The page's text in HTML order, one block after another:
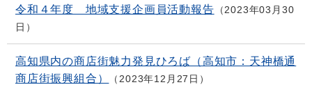
令和４年度 地域支援企画員活動報告
2023年03月30
日
高知県内の商店街魅力発見ひろば（高知市：天神橋通
商店街振興組合）
2023年12月27日